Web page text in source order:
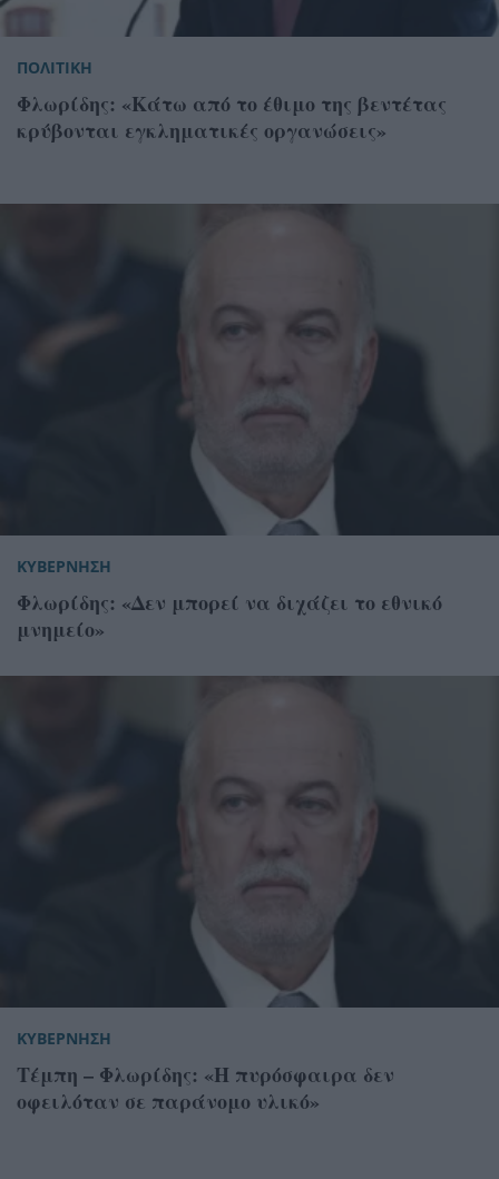
ΠΟΛΙΤΙΚΗ
Φλωρίδης: «Κάτω από το έθιμο της βεντέτας
κρύβονται εγκληματικές οργανώσεις»
ΚΥΒΕΡΝΗΣΗ
Φλωρίδης: «Δεν μπορεί να διχάζει το εθνικό
μνημείο»
ΚΥΒΕΡΝΗΣΗ
Τέμπη – Φλωρίδης: «Η πυρόσφαιρα δεν
οφειλόταν σε παράνομο υλικό»